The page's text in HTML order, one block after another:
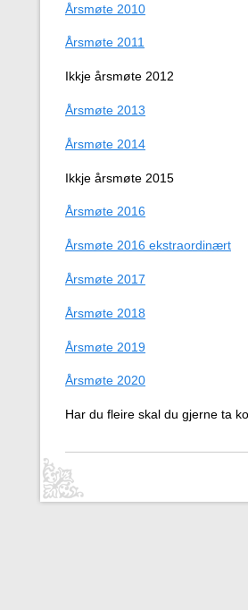
Årsmøte 2010
Årsmøte 2011
Ikkje årsmøte 2012
Årsmøte 2013
Årsmøte 2014
Ikkje årsmøte 2015
Årsmøte 2016
Årsmøte 2016 ekstraordinært
Årsmøte 2017
Årsmøte 2018
Årsmøte 2019
Årsmøte 2020
Har du fleire skal du gjerne ta